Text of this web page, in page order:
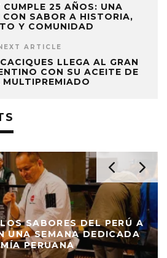
CUMPLE 25 AÑOS: UNA
CON SABOR A HISTORIA,
Y COMUNIDAD
ARTICLE
LLEGA AL GRAN
CON SU ACEITE DE
MULTIPREMIADO
SABORES DEL PERÚ A
UNA SEMANA DEDICADA
PERUANA